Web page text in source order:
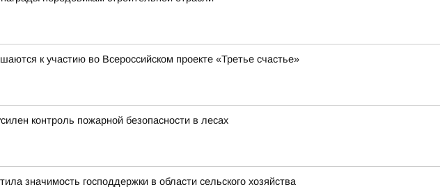
к участию во Всероссийском проекте «Третье счастье»
контроль пожарной безопасности в лесах
значимость господдержки в области сельского хозяйства